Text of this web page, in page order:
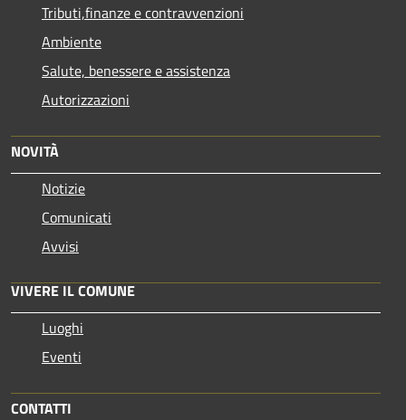
Tributi,finanze e contravvenzioni
Ambiente
Salute, benessere e assistenza
Autorizzazioni
NOVITÀ
Notizie
Comunicati
Avvisi
VIVERE IL COMUNE
Luoghi
Eventi
CONTATTI